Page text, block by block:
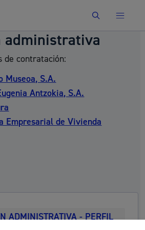
Buscar
administrativa
de contratación:
Museoa, S.A.
Antzokia, S.A.
Empresarial de Vivienda
ADMINISTRATIVA - PERFIL